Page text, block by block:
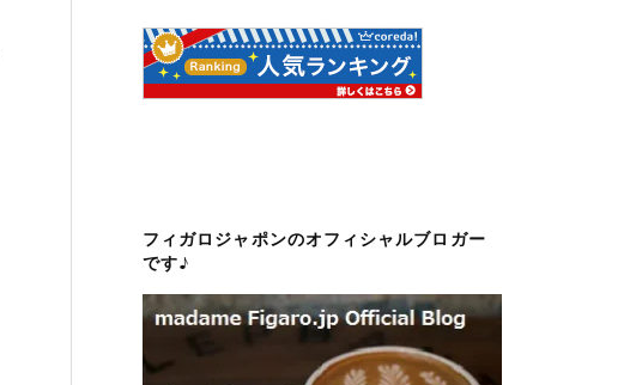
フィガロジャポンのオフィシャルブロガー
です♪